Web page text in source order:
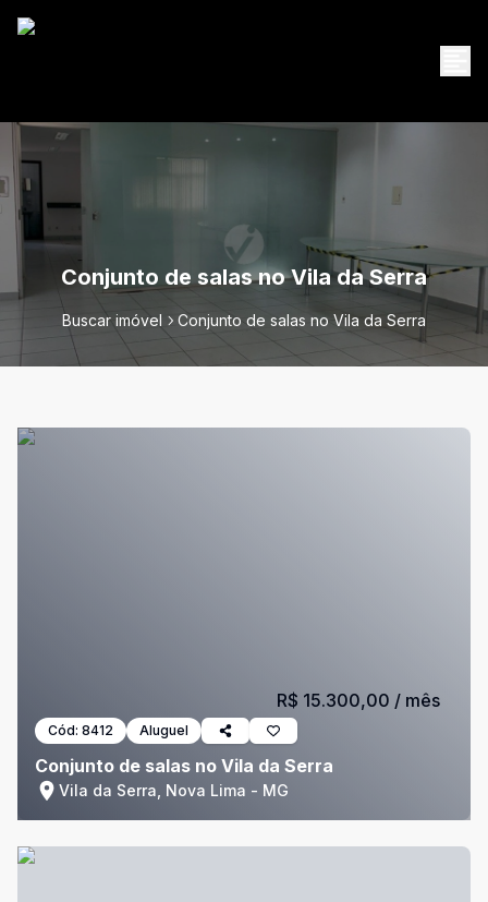
Conjunto de salas no Vila da Serra
Buscar imóvel Conjunto de salas no Vila da Serra
Cód: 8412 Aluguel
Conjunto de salas no Vila da Serra
Vila da Serra, Nova Lima - MG
R$ 15.300,00 / mês